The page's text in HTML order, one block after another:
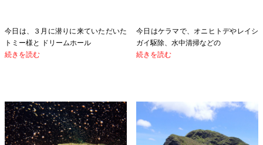
今日は、３月に潜りに来ていただいた
トミー様と ドリームホール
続きを読む
今日はケラマで、オニヒトデやレイシ
ガイ駆除、水中清掃などの
続きを読む